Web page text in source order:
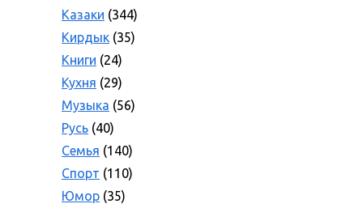
Казаки (344)
Кирдык (35)
Книги (24)
Кухня (29)
Музыка (56)
Русь (40)
Семья (140)
Спорт (110)
Юмор (35)